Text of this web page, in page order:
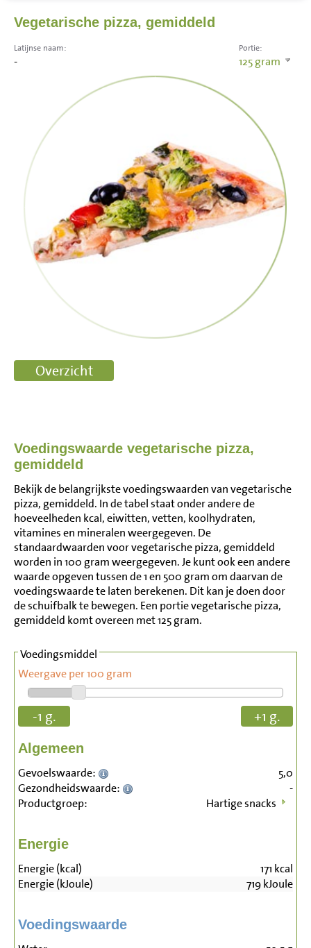
Vegetarische pizza, gemiddeld
Portie:
125gram
Latijnse naam:
-
Voedingswaarde vegetarische pizza,
gemiddeld
Bekijk de belangrijkste voedingswaarden van vegetarische
pizza, gemiddeld. In de tabel staat onder andere de
hoeveelheden kcal, eiwitten, vetten, koolhydraten,
vitamines en mineralen weergegeven. De
standaardwaarden voor vegetarische pizza, gemiddeld
worden in 100 gram weergegeven. Je kunt ook een andere
waarde opgeven tussen de 1 en 500 gram om daarvan de
voedingswaarde te laten berekenen. Dit kan je doen door
de schuifbalk te bewegen. Een portie vegetarische pizza,
gemiddeld komt overeen met 125 gram.
Voedingsmiddel
Weergave per 100 gram
-1 g. +1 g.
Algemeen
Gevoelswaarde:
5,0
Gezondheidswaarde:
-
Productgroep:
Hartige snacks
Energie
Energie (kcal) 171 kcal
Energie (kJoule)
719kJoule
Voedingswaarde